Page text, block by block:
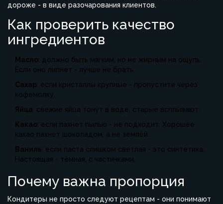
дороже - в виде разочарования клиентов.
Как проверить качество
ингредиентов
Масло: должно быть мягким, но не жирным на ощупь.
Если оно липнет - лучше не брать.
Сахар: если кристаллы крупные - пропустите через
кофемолку.
Яйца: свежие яйца тонут в воде, старые всплывают.
Какао: если пахнет пылью - не подходит. Хорошее
какао пахнет шоколадом, а не землёй.
Ваниль: если паста слишком светлая - это синтетика.
Настоящая - тёмная, с частичками.
Почему важна пропорция
Кондитеры не просто следуют рецептам - они понимают